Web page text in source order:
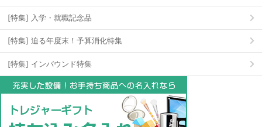
[特集] 入学・就職記念品
[特集] 迫る年度末！予算消化特集
[特集] インバウンド特集